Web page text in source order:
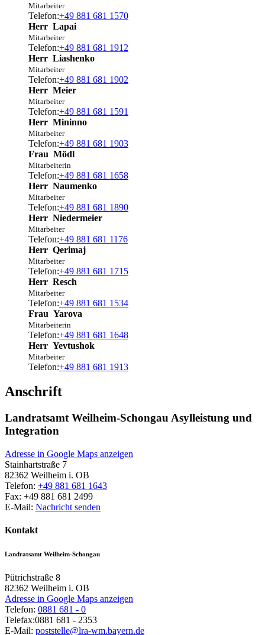
Mitarbeiter
Telefon:+49 881 681 1570
Herr Lapai
Mitarbeiter
Telefon:+49 881 681 1912
Herr Liashenko
Mitarbeiter
Telefon:+49 881 681 1902
Herr Meier
Mitarbeiter
Telefon:+49 881 681 1591
Herr Mininno
Mitarbeiter
Telefon:+49 881 681 1903
Frau Mödl
Mitarbeiterin
Telefon:+49 881 681 1658
Herr Naumenko
Mitarbeiter
Telefon:+49 881 681 1890
Herr Niedermeier
Mitarbeiter
Telefon:+49 881 681 1176
Herr Qerimaj
Mitarbeiter
Telefon:+49 881 681 1715
Herr Resch
Mitarbeiter
Telefon:+49 881 681 1534
Frau Yarova
Mitarbeiterin
Telefon:+49 881 681 1648
Herr Yevtushok
Mitarbeiter
Telefon:+49 881 681 1913
Anschrift
Landratsamt Weilheim-Schongau Asylleistung und
Integration
Adresse in Google Maps anzeigen
Stainhartstraße 7
82362 Weilheim i. OB
Telefon: +49 881 681 1643
Fax: +49 881 681 2499
E-Mail: Nachricht senden
Kontakt
Landratsamt Weilheim-Schongau
Pütrichstraße 8
82362 Weilheim i. OB
Adresse in Google Maps anzeigen
Telefon: 0881 681 - 0
Telefax:0881 681 - 2353
E-Mail: poststelle@lra-wm.bayern.de